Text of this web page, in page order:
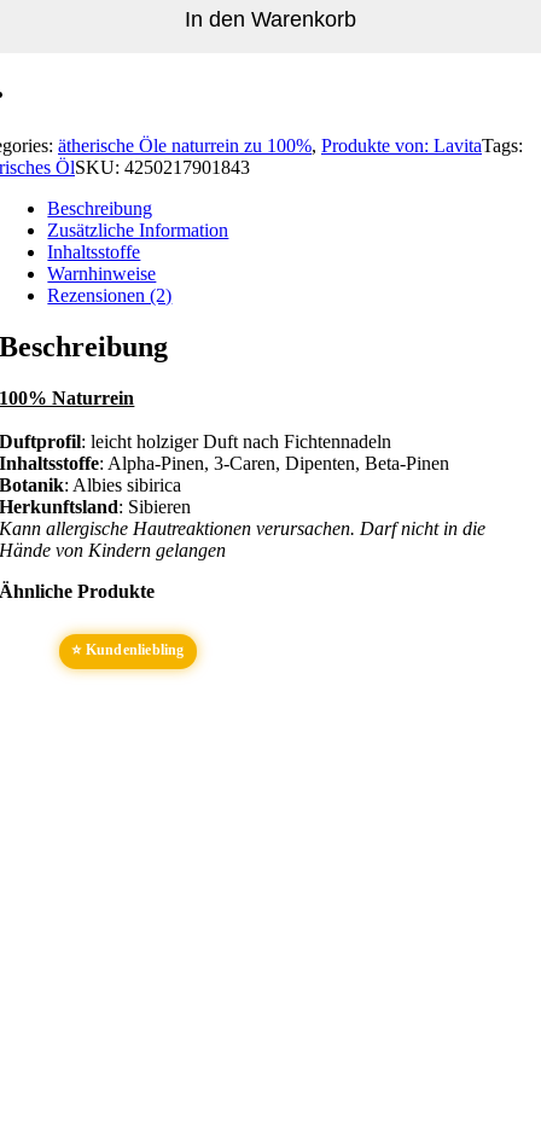
In den Warenkorb
ätherische Öle naturrein zu 100%, Produkte von: LavitaTags:
ÖlSKU: 4250217901843
Beschreibung
Zusätzliche Information
Inhaltsstoffe
Warnhinweise
Rezensionen (2)
Beschreibung
100% Naturrein
Duftprofil: leicht holziger Duft nach Fichtennadeln
Inhaltsstoffe: Alpha-Pinen, 3-Caren, Dipenten, Beta-Pinen
Botanik: Albies sibirica
Herkunftsland: Sibieren
Kann allergische Hautreaktionen verursachen. Darf nicht in die
Hände von Kindern gelangen
Ähnliche Produkte
⭐ Kundenliebling